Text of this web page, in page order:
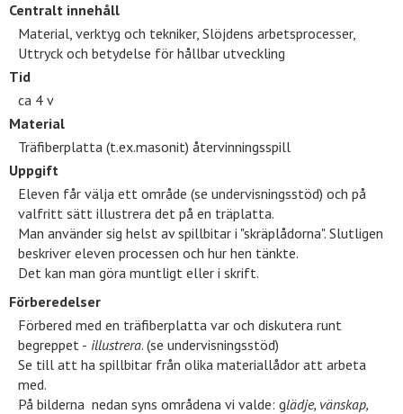
Centralt innehåll
Material, verktyg och tekniker, Slöjdens arbetsprocesser,
Uttryck och betydelse för hållbar utveckling
Tid
ca 4 v
Material
Träfiberplatta (t.ex.masonit) återvinningsspill
Uppgift
Eleven får välja ett område (se undervisningsstöd) och på
valfritt sätt illustrera det på en träplatta.
Man använder sig helst av spillbitar i "skräplådorna". Slutligen
beskriver eleven processen och hur hen tänkte.
Det kan man göra muntligt eller i skrift.
Förberedelser
Förbered med en träfiberplatta var och diskutera runt
begreppet - illustrera. (se undervisningsstöd)
Se till att ha spillbitar från olika materiallådor att arbeta
med.
På bilderna nedan syns områdena vi valde: glädje, vänskap,